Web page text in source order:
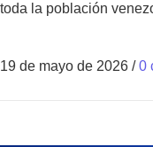
toda la población
19 de mayo de 2026 / 0